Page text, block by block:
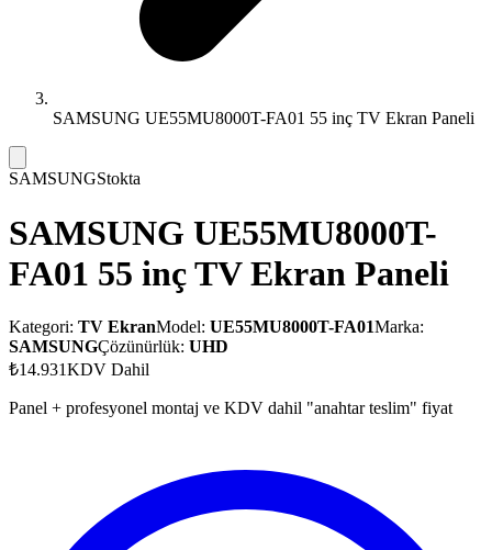
SAMSUNG UE55MU8000T-FA01 55 inç TV Ekran Paneli
SAMSUNGStokta
SAMSUNG UE55MU8000T-
FA01 55 inç TV Ekran Paneli
Kategori: TV EkranModel: UE55MU8000T-FA01Marka:
SAMSUNGÇözünürlük: UHD
₺14.931KDV Dahil
Panel + profesyonel montaj ve KDV dahil "anahtar teslim" fiyat